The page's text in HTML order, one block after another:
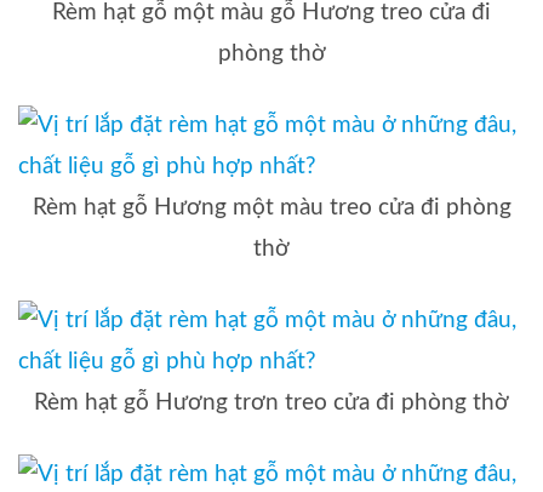
Rèm hạt gỗ một màu gỗ Hương treo cửa đi
phòng thờ
Rèm hạt gỗ Hương một màu treo cửa đi phòng
thờ
Rèm hạt gỗ Hương trơn treo cửa đi phòng thờ